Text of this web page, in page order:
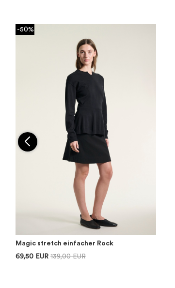
-50%
Magic stretch einfacher Rock
69,50 EUR 139,00 EUR